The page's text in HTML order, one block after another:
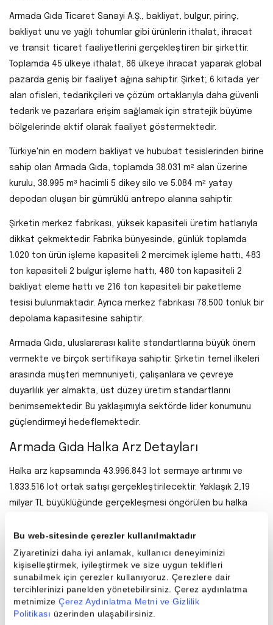
Bu web-sitesinde çerezler kullanılmaktadır
Ziyaretinizi daha iyi anlamak, kullanıcı deneyiminizi
kişiselleştirmek, iyileştirmek ve size uygun teklifleri
sunabilmek için çerezler kullanıyoruz. Çerezlere dair
tercihlerinizi panelden yönetebilirsiniz. Çerez aydınlatma
metnimize Çerez Aydınlatma Metni ve Gizlilik
Politikası üzerinden ulaşabilirsiniz.
Armada Gıda Ticaret Sanayi A.Ş., bakliyat, bulgur, pirinç,
bakliyat unu ve yağlı tohumlar gibi ürünlerin ithalat, ihracat
ve transit ticaret faaliyetlerini gerçekleştiren bir şirkettir.
Toplamda 45 ülkeye ithalat, 86 ülkeye ihracat yaparak global
pazarda geniş bir faaliyet ağına sahiptir. Şirket; 6 kıtada yer
alan ofisleri, tedarikçileri ve çözüm ortaklarıyla daha güvenli
tedarik ve pazarlara erişim sağlamak için stratejik büyüme
bölgelerinde aktif olarak faaliyet göstermektedir.
Türkiye'nin en modern bakliyat ve hububat tesislerinden birine
sahip olan Armada Gıda, toplamda 38.031 m² alan üzerine
kurulu, 38.995 m³ hacimli 5 dikey silo ve 5.084 m² yatay
depodan oluşan bir gümrüklü antrepo alanına sahiptir.
Şirketin merkez fabrikası, yüksek kapasiteli üretim hatlarıyla
dikkat çekmektedir. Fabrika bünyesinde, günlük toplamda
1.020 ton ürün işleme kapasiteli 2 mercimek işleme hattı, 483
ton kapasiteli 2 bulgur işleme hattı, 480 ton kapasiteli 2
bakliyat eleme hattı ve 216 ton kapasiteli bir paketleme
tesisi bulunmaktadır. Ayrıca merkez fabrikası 78.500 tonluk bir
depolama kapasitesine sahiptir.
Armada Gıda, uluslararası kalite standartlarına büyük önem
vermekte ve birçok sertifikaya sahiptir. Şirketin temel ilkeleri
arasında müşteri memnuniyeti, çalışanlara ve çevreye
duyarlılık yer almakta, üst düzey üretim standartlarını
benimsemektedir. Bu yaklaşımıyla sektörde lider konumunu
güçlendirmeyi hedeflemektedir.
Armada Gıda Halka Arz Detayları
Halka arz kapsamında 43.996.843 lot sermaye artırımı ve
1.833.516 lot ortak satışı gerçekleştirilecektir. Yaklaşık 2,19
milyar TL büyüklüğünde gerçekleşmesi öngörülen bu halka
ulaşması hedeflenmektedir.
Halka Arz Şekli
Sermaye Artırımı: 43.996.843
Ortak Satışı: 734.080 lot (Fethi Kalıpçı Sönmez)